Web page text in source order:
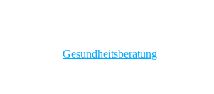
Gesundheitsberatung